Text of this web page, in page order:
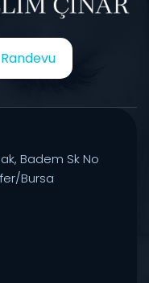
Randevu
Badem Sk No
Bursa